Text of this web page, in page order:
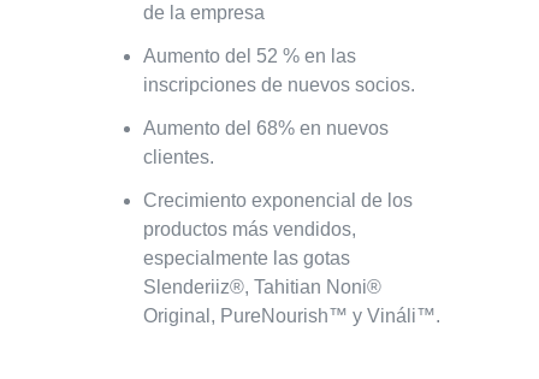
de la empresa
Aumento del 52 % en las
inscripciones de nuevos socios.
Aumento del 68% en nuevos
clientes.
Crecimiento exponencial de los
productos más vendidos,
especialmente las gotas
Slenderiiz®, Tahitian Noni®
Original, PureNourish™ y Vináli™.